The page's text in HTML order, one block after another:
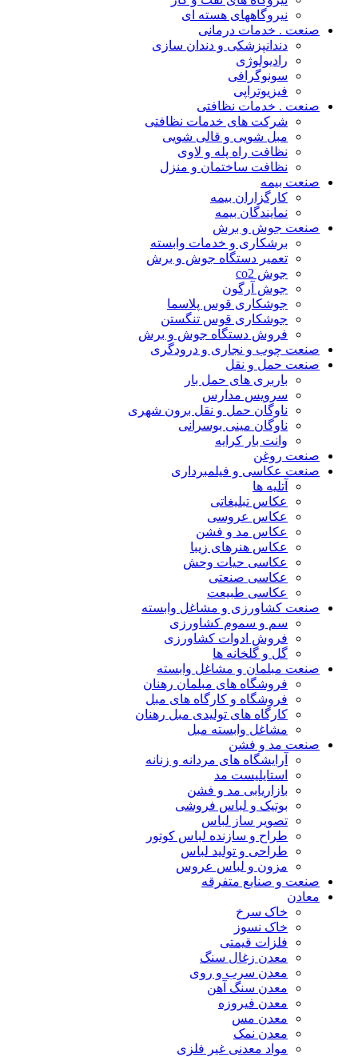
نیروگاههای هسته ای
صنعت . خدمات درمانی
دندانپزشکی و دندان سازی
رادیولوژی
سونوگرافی
فیزیوتراپی
صنعت . خدمات نظافتی
شرکت های خدمات نظافتی
مبل شویی و قالی شویی
نظافت راه پله و لاوی
نظافت ساختمان و منزل
صنعت بیمه
کارگزاران بیمه
نمایندگان بیمه
صنعت جوش و برش
برشکاری و خدمات وابسته
تعمیر دستگاه جوش و برش
جوش co2
جوش آرگون
جوشکاری قوس پلاسما
جوشکاری قوس تنگستن
فروش دستگاه جوش و برش
صنعت چوب و نجاری و درودگری
صنعت حمل و نقل
باربری های حمل بار
سرویس مدارس
ناوگان حمل و نقل برون شهری
ناوگان مینی بوسرانی
وانت بار کرایه
صنعت روغن
صنعت عکاسی و فیلمبرداری
آتلیه ها
عکاس تبلیغاتی
عکاس عروسی
عکاس مد و فشن
عکاس هنرهای زیبا
عکاسی حیات وحش
عکاسی صنعتی
عکاسی طبیعت
صنعت کشاورزی و مشاغل وابسته
سم و سموم کشاورزی
فروش ادوات کشاورزی
گل و گلخانه ها
صنعت مبلمان و مشاغل وابسته
فروشگاه های مبلمان رهنان
فروشگاه و کارگاه های مبل
کارگاه های تولیدی مبل رهنان
مشاغل وابسته مبل
صنعت مد و فشن
آرایشگاه های مردانه و زنانه
استایلیست مد
بازاریابی مد و فشن
بوتیک و لباس فروشی
تصویر ساز لباس
طراح و سازنده لباس کوتور
طراحی و تولید لباس
مزون و لباس عروس
صنعت و صنایع متفرقه
معادن
خاک سرخ
خاک نسوز
فلزات قیمتی
معدن زغال سنگ
معدن سرب و روی
معدن سنگ آهن
معدن فیروزه
معدن مس
معدن نمک
مواد معدنی غیر فلزی